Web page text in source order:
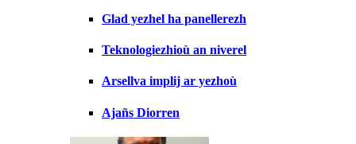
Glad yezhel ha panellerezh
Teknologiezhioù an niverel
Arsellva implij ar yezhoù
Ajañs Diorren